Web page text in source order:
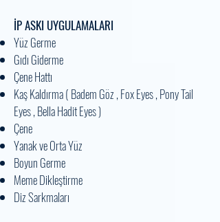
İP ASKI UYGULAMALARI
Yüz Germe
Gıdı Giderme
Çene Hattı
Kaş Kaldırma ( Badem Göz , Fox Eyes , Pony Tail
Eyes , Bella Hadit Eyes )
Çene
Yanak ve Orta Yüz
Boyun Germe
Meme Dikleştirme
Diz Sarkmaları